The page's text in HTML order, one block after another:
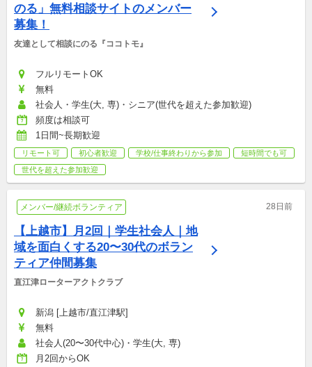
のる」無料相談サイトのメンバー
募集！
友達として相談にのる『ココトモ』
フルリモートOK
無料
社会人・学生(大, 専)・シニア(世代を超えた参加歓迎)
頻度は相談可
1日間~長期歓迎
リモート可 初心者歓迎 学校/仕事終わりから参加
短時間でも可
世代を超えた参加歓迎
メンバー/継続ボランティア 28日前
【上越市】月2回｜学生社会人｜地
域を面白くする20〜30代のボラン
ティア仲間募集
直江津ローターアクトクラブ
新潟 [上越市/直江津駅]
無料
社会人(20〜30代中心)・学生(大, 専)
月2回からOK